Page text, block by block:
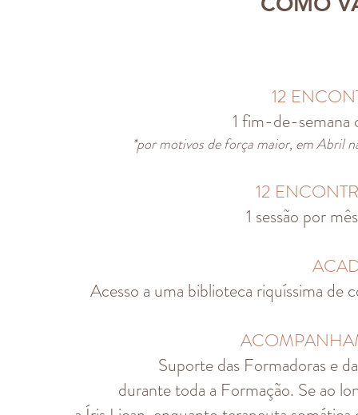
12
1 fim-de-semana
*por motivos de força maior, em Abril
12
1 sessão por
Acesso a uma biblioteca riquíssima
Suporte das Formadoras e
durante toda a Formação. Se ao